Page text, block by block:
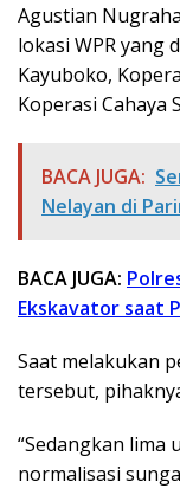
Agustian
lokasi WPR yang
Kayuboko,
Koperasi Cahaya
BACA JUGA:
Nelayan di
BACA JUGA:
Ekskavator saat
Saat melakukan
tersebut,
“Sedangkan lima
normalisasi